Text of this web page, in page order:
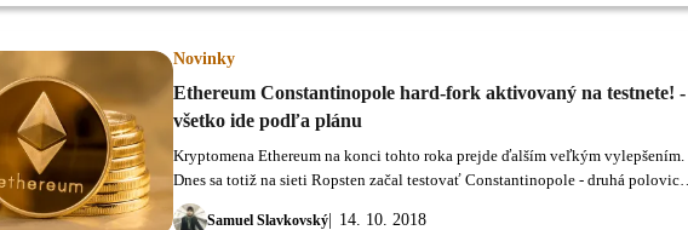
Novinky
Ethereum Constantinopole hard-fork aktivovaný na testnete! -
všetko ide podľa plánu
Samuel Slavkovský 14. 10. 2018
Kryptomena Ethereum na konci tohto roka prejde ďalším veľkým vylepšením.
Dnes sa totiž na sieti Ropsten začal testovať Constantinopole - druhá polovica
Metropolis updatu.